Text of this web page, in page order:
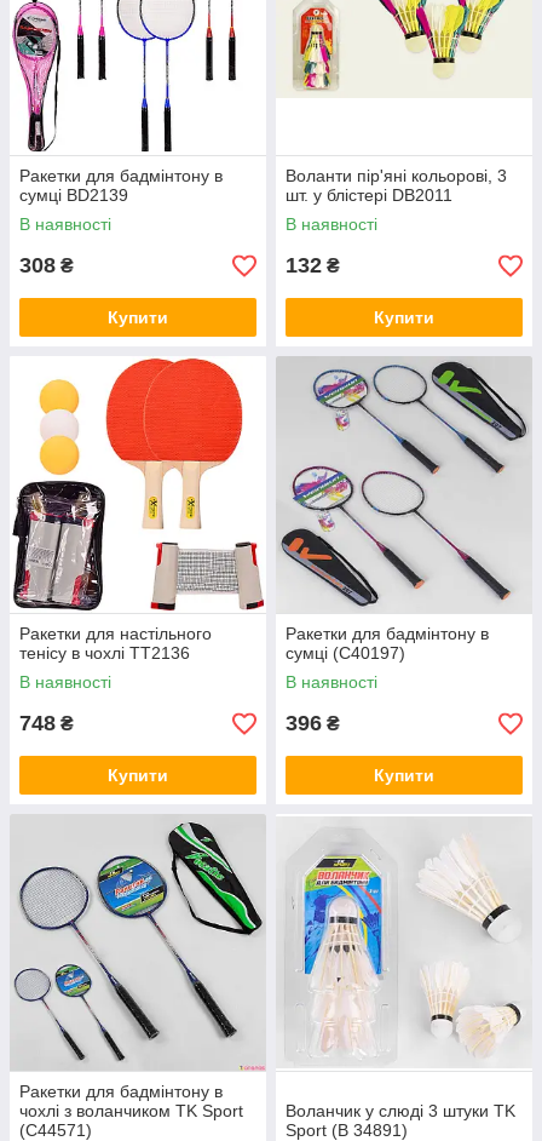
Ракетки для бадмінтону в
сумці BD2139
В наявності
308 ₴
Купити
Воланти пір'яні кольорові, 3
шт. у блістері DB2011
В наявності
132 ₴
Купити
Ракетки для настільного
тенісу в чохлі TT2136
В наявності
748 ₴
Купити
Ракетки для бадмінтону в
сумці (C40197)
В наявності
396 ₴
Купити
Ракетки для бадмінтону в
чохлі з воланчиком TK Sport
(C44571)
Воланчик у слюді 3 штуки TK
Sport (B 34891)